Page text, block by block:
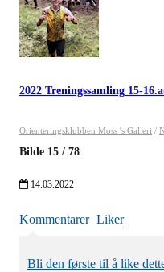
2022 Treningssamling 15-
Orienteringsklubben Moss 's Galleri /
Bilde 15 / 78
14.03.2022
Kommentarer Liker
Bli den første til å like